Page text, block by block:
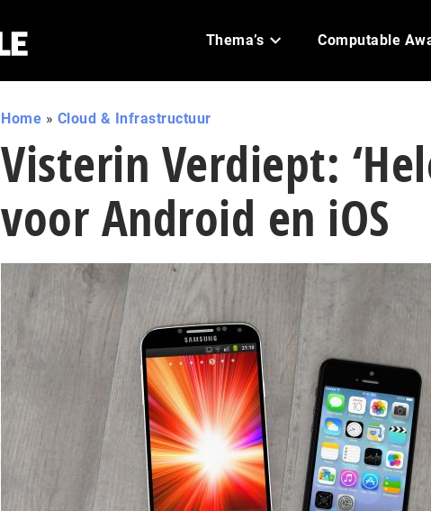
Thema’s Computable
Home » Cloud & Infrastructuur
Visterin Verdiept:
voor Android en iOS